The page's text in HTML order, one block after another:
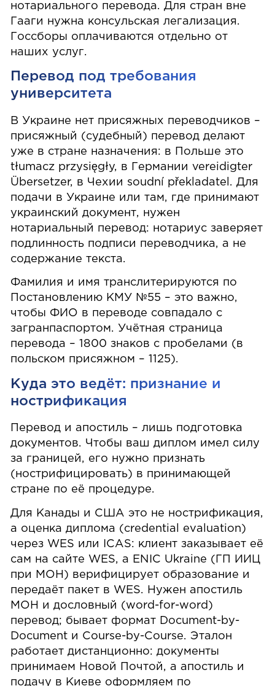
нотариального перевода. Для стран вне
Гааги нужна консульская легализация.
Госсборы оплачиваются отдельно от
наших услуг.
Перевод под требования
университета
В Украине нет присяжных переводчиков –
присяжный (судебный) перевод делают
уже в стране назначения: в Польше это
tłumacz przysięgły, в Германии vereidigter
Übersetzer, в Чехии soudní překladatel. Для
подачи в Украине или там, где принимают
украинский документ, нужен
нотариальный перевод: нотариус заверяет
подлинность подписи переводчика, а не
содержание текста.
Фамилия и имя транслитерируются по
Постановлению КМУ №55 – это важно,
чтобы ФИО в переводе совпадало с
загранпаспортом. Учётная страница
перевода – 1800 знаков с пробелами (в
польском присяжном – 1125).
Куда это ведёт: признание и
нострификация
Перевод и апостиль – лишь подготовка
документов. Чтобы ваш диплом имел силу
за границей, его нужно признать
(нострифицировать) в принимающей
стране по её процедуре.
Для Канады и США это не нострификация,
а оценка диплома (credential evaluation)
через WES или ICAS: клиент заказывает её
сам на сайте WES, а ENIC Ukraine (ГП ИИЦ
при МОН) верифицирует образование и
передаёт пакет в WES. Нужен апостиль
МОН и дословный (word-for-word)
перевод; бывает формат Document-by-
Document и Course-by-Course. Эталон
работает дистанционно: документы
принимаем Новой Почтой, а апостиль и
подачу в Киеве оформляем по